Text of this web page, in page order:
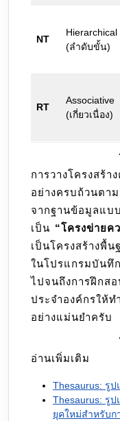
NT
Hierarchical
(ลำดับขั้น)
RT
Associative
(เกี่ยวเนื่อง)
การวางโครงสร้
อย่างครบถ้วนตา
จากฐานข้อมูลแบ
เป็น “โครงข่ายค
เป็นโครงสร้างพื้
ในโปรแกรมบันทึ
ไปจนถึงการฝึกส
ประจำองค์กรให้ท
อย่างแม่นยำครับ
อ่านเพิ่มเติม
Thesaurus: รูป
Thesaurus: รูป
ยุคใหม่สำหรับก